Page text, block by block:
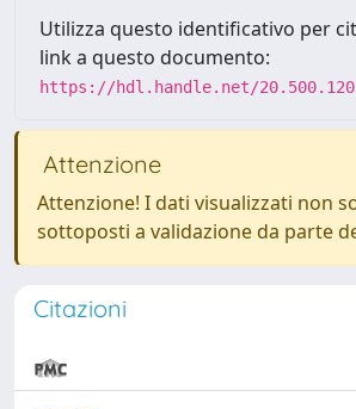
Utilizza questo identificativo per
link a questo documento:
https://hdl.handle.net/
Attenzione
Attenzione! I dati visualizzati non
sottoposti a validazione da parte
Citazioni